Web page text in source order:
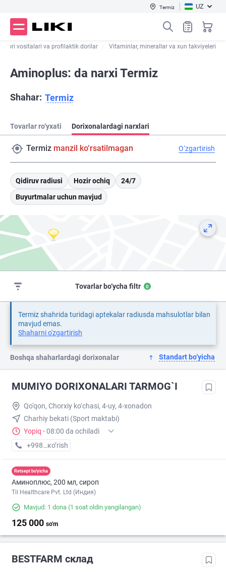
Termiz UZ
Dori vositalari va profilaktik dorilar Vitaminlar, minerallar va xun takviyeleri
Aminoplus: da narxi Termiz
Shahar: Termiz
Tovarlar ro‘yxati Dorixonalardagi narxlari
Termiz manzil ko‘rsatilmagan O‘zgartirish
Qidiruv radiusi Hozir ochiq
24/7
Buyurtmalar uchun mavjud
Tovarlar bo‘ycha filtr 0
Termiz shahrida turidagi aptekalar radiusda mahsulotlar bilan
mavjud emas.
Shaharni o'zgartirish
Boshqa shaharlardagi dorixonalar Standart bo‘yicha
MUMIYO DORIXONALARI TARMOG`I
Qo'qon, Chorxiy ko‘chasi, 4-uy, 4-xonadon
Charhiy bekati (Sport maktabi)
Yopiq · 08:00 da ochiladi
+998 (90) XXX-XX-XX
кo’rish
Retsept bo'yicha
Аминоплюс, 200 мл, сироп
Til Healthcare Pvt. Ltd (Индия)
Mavjud: 1 dona (1 soat oldin yangilangan)
125 000 so'm
BESTFARM склад